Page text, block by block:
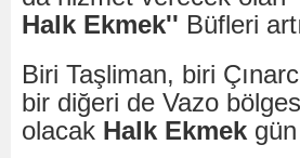
Halk Ekmek'' Büfleri
Biri Taşliman, biri
bir diğeri de Vazo
olacak Halk Ekmek